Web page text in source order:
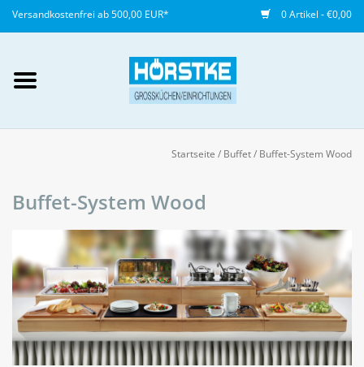
Versandkostenfrei ab 500,00 EUR* 0 Artikel - €0,00
anlegen
Gedeckter Tisch
Buffet
Fingerfood
Startseite / Buffet/ Buffet-System Wood
Buffet-System Wood